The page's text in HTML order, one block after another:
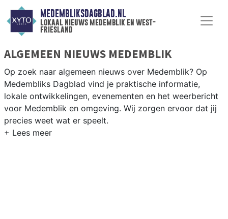
MEDEMBLIKSDAGBLAD.NL
lokaal nieuws medemblik en west-
friesland
ALGEMEEN NIEUWS MEDEMBLIK
Op zoek naar algemeen nieuws over Medemblik? Op
Medembliks Dagblad vind je praktische informatie,
lokale ontwikkelingen, evenementen en het weerbericht
voor Medemblik en omgeving. Wij zorgen ervoor dat jij
precies weet wat er speelt.